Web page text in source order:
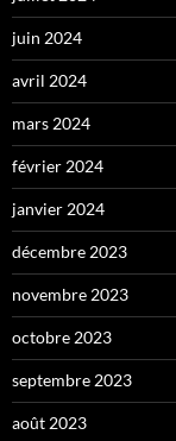
juin 2024
avril 2024
mars 2024
février 2024
janvier 2024
décembre 2023
novembre 2023
octobre 2023
septembre 2023
août 2023